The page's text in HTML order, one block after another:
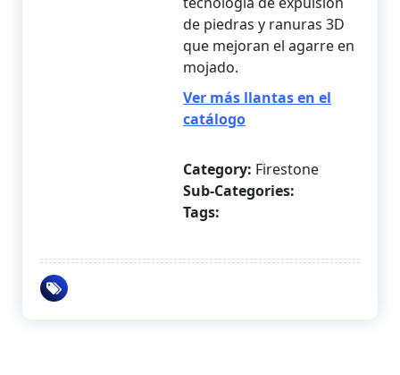
de piedras y ranuras 3D
que mejoran el agarre en
mojado.
Ver más llantas en el
catálogo
Category: Firestone
Sub-Categories:
Tags: